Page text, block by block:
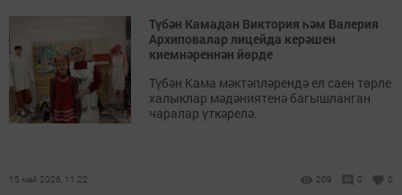
Түбән Камадан Виктория һәм Валерия
Архиповалар лицейда керәшен
киемнәреннән йөрде
Түбән Кама мәктәпләрендә ел саен төрле
халыклар мәдәниятенә багышланган
чаралар үткәрелә.
15 май 2026, 11:22 209 0 0